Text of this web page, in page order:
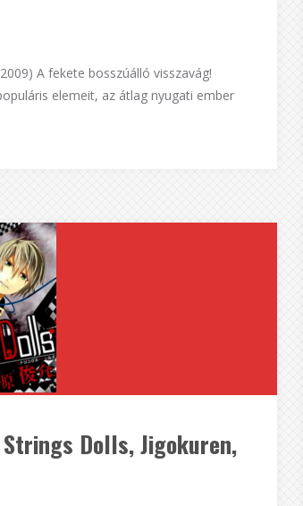
A fekete bosszúálló visszavág!
elemeit, az átlag nyugati ember
Dolls, Jigokuren,